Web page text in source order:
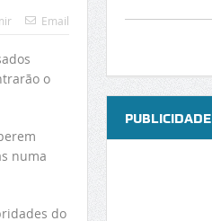
Email
o
numa
do
PUBLICIDADE